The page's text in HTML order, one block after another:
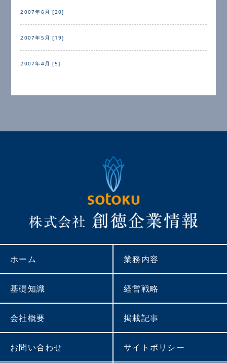
2007年6月 [20]
2007年5月 [19]
2007年4月 [5]
ホーム 業務内容
基礎知識 経営戦略
会社概要 掲載記事
お問い合わせ サイトポリシー